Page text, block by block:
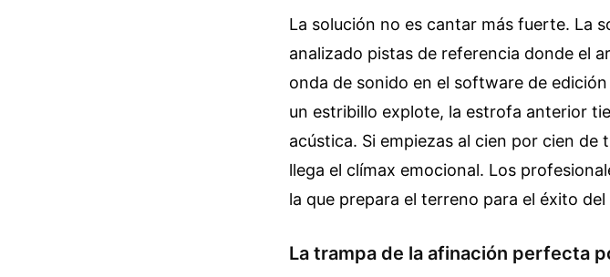
La solución no es cantar más fuerte. La
analizado pistas de referencia donde el
onda de sonido en el software de
un estribillo explote, la estrofa anterior
acústica. Si empiezas al cien por cien
llega el clímax emocional. Los
la que prepara el terreno para el éxito
La trampa de la afinación perfecta